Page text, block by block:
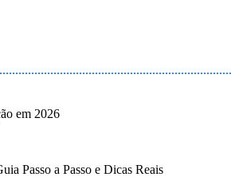
em 2026
Passo a Passo e Dicas Reais